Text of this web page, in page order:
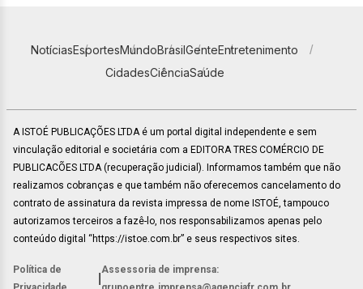
NotíciasEsportesMundoBrasilGenteEntretenimento
CidadesCiênciaSaúde
A ISTOÉ PUBLICAÇÕES LTDA é um portal digital independente e sem
vinculação editorial e societária com a EDITORA TRES COMÉRCIO DE
PUBLICACÕES LTDA (recuperação judicial). Informamos também que não
realizamos cobranças e que também não oferecemos cancelamento do
contrato de assinatura da revista impressa de nome ISTOÉ, tampouco
autorizamos terceiros a fazê-lo, nos responsabilizamos apenas pelo
conteúdo digital “https://istoe.com.br” e seus respectivos sites.
Política de
Assessoria de imprensa: